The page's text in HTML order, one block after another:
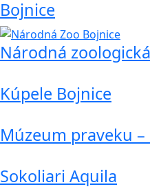
Bojnice
Národná
Kúpele Bojnice
Múzeum praveku
Sokoliari Aquila